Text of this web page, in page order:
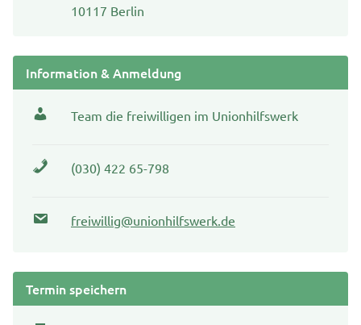
10117 Berlin
Information & Anmeldung
Team die freiwilligen im Unionhilfswerk
(030) 422 65-798
freiwillig@unionhilfswerk.de
Termin speichern